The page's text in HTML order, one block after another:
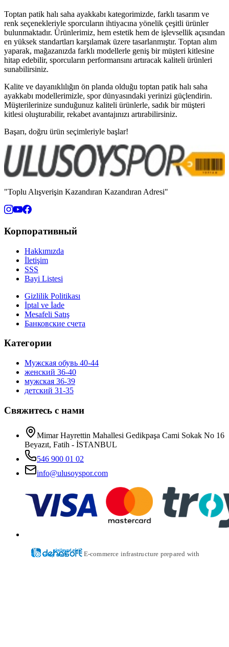
Toptan patik halı saha ayakkabı kategorimizde, farklı tasarım ve
renk seçenekleriyle sporcuların ihtiyacına yönelik çeşitli ürünler
bulunmaktadır. Ürünlerimiz, hem estetik hem de işlevsellik açısından
en yüksek standartları karşılamak üzere tasarlanmıştır. Toptan alım
yaparak, mağazanızda farklı modellerle geniş bir müşteri kitlesine
hitap edebilir, sporcuların performansını artıracak kaliteli ürünleri
sunabilirsiniz.
Kalite ve dayanıklılığın ön planda olduğu toptan patik halı saha
ayakkabı modellerimizle, spor dünyasındaki yerinizi güçlendirin.
Müşterilerinize sunduğunuz kaliteli ürünlerle, sadık bir müşteri
kitlesi oluşturabilir, rekabet avantajınızı artırabilirsiniz.
Başarı, doğru ürün seçimleriyle başlar!
"Toplu Alışverişin Kazandıran Kazandıran Adresi"
Корпоративный
Hakkımızda
İletişim
SSS
Bayi Listesi
Gizlilik Politikası
İptal ve İade
Mesafeli Satış
Банковские счета
Категории
Мужская обувь 40-44
женский 36-40
мужская 36-39
детский 31-35
Свяжитесь с нами
Mimar Hayrettin Mahallesi Gedikpaşa Cami Sokak No 16
Beyazıt, Fatih - İSTANBUL
546 900 01 02
info@ulusoyspor.com
E-commerce infrastructure prepared with